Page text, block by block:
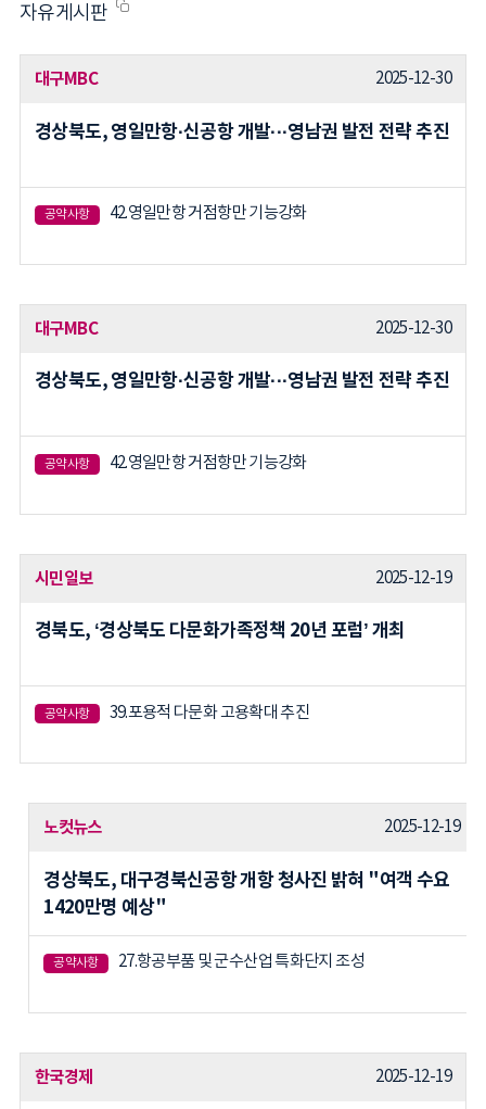
자유게시판
대구MBC 2025-12-30
경상북도, 영일만항·신공항 개발···영남권 발전 전략 추진
공약사항 42.영일만항 거점항만 기능강화
대구MBC 2025-12-30
경상북도, 영일만항·신공항 개발···영남권 발전 전략 추진
공약사항 42.영일만항 거점항만 기능강화
시민일보 2025-12-19
경북도, ‘경상북도 다문화가족정책 20년 포럼’ 개최
공약사항 39.포용적 다문화 고용확대 추진
노컷뉴스 2025-12-19
경상북도, 대구경북신공항 개항 청사진 밝혀 "여객 수요
1420만명 예상"
공약사항 27.항공부품 및 군수산업 특화단지 조성
한국경제 2025-12-19